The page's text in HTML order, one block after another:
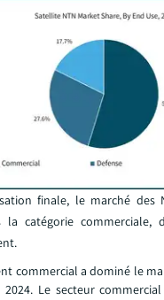
finale, le marché des
la catégorie
commercial a dominé le
2024. Le secteur